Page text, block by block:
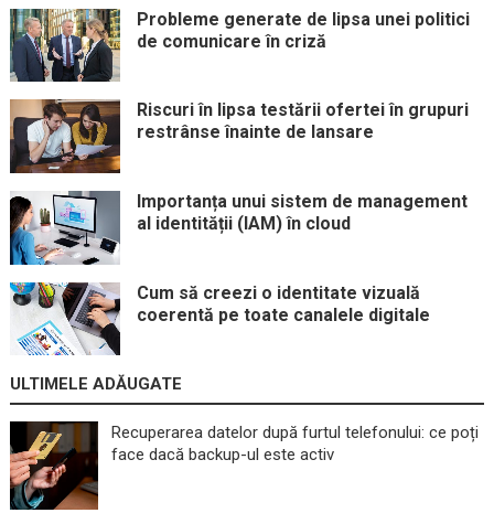
Probleme generate de lipsa unei politici
de comunicare în criză
Riscuri în lipsa testării ofertei în grupuri
restrânse înainte de lansare
Importanța unui sistem de management
al identității (IAM) în cloud
Cum să creezi o identitate vizuală
coerentă pe toate canalele digitale
ULTIMELE ADĂUGATE
Recuperarea datelor după furtul telefonului: ce poți
face dacă backup-ul este activ